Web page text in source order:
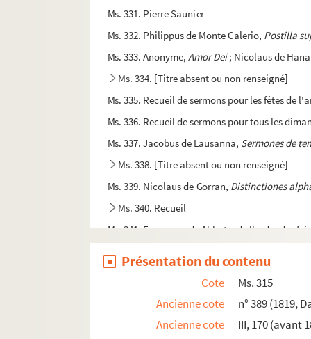
Ms. 331. Pierre Saunier
Ms. 332. Philippus de Monte Calerio, Postilla
Ms. 333. Anonyme,Amor Dei; Nicolaus de
Ms. 334. [Titre absent ou non renseigné]
Ms. 335. Recueil de sermons pour les fêtes de
Ms. 336. Recueil de sermons pour tous les
Ms. 337. Jacobus de Lausanna, Sermones de
Ms. 338. [Titre absent ou non renseigné]
Ms. 339. Nicolaus de Gorran, Distinctiones
Ms. 340. Recueil
Ms. 341. Francesco de Abbate, de l'ordre des
Ms. 343. Recueil de sermons pour tous les
Présentation du contenu
Cote
Ms. 315
Ancienne cote
n° 389 (1819,
Ancienne cote
III, 170 (avant